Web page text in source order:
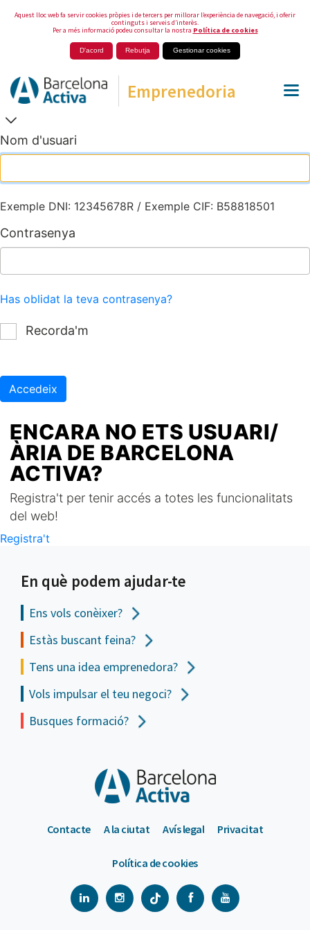
Aquest lloc web fa servir cookies pròpies i de tercers per millorar l’experiència de navegació, i oferir
continguts i serveis d’interès.
Per a més informació podeu consultar la nostra Política de cookies
D'acord Rebutja Gestionar cookies
Emprenedoria
Nom d'usuari
Exemple DNI: 12345678R / Exemple CIF: B58818501
Contrasenya
Has oblidat la teva contrasenya?
Recorda'm
Accedeix
ENCARA NO ETS USUARI/
ÀRIA DE BARCELONA
ACTIVA?
Registra't per tenir accés a totes les funcionalitats
del web!
Registra't
En què podem ajudar-te
Ens vols conèixer?
Estàs buscant feina?
Tens una idea emprenedora?
Vols impulsar el teu negoci?
Busques formació?
Contacte A la ciutat Avís legal Privacitat
Política de cookies